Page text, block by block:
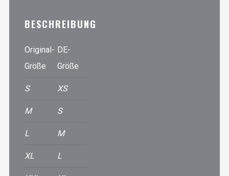
BESCHREIBUNG
Original-
Größe
DE-
Größe
S XS
M S
L M
XL L